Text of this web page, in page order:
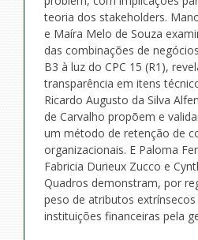
teoria dos stakeholders.
e Maíra Melo de Souza
das combinações de
B3 à luz do CPC 15 (R1),
transparência em itens
Ricardo Augusto da Silva
de Carvalho propõem e
um método de retenção de
organizacionais. E Paloma
Fabricia Durieux Zucco e
Quadros demonstram, por
peso de atributos
instituições financeiras pela